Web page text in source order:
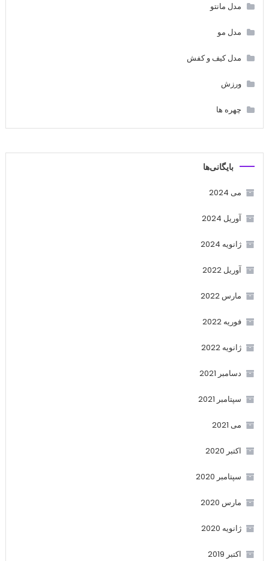
مدل مانتو
مدل مو
مدل کیف و کفش
ورزش
چهره ها
بایگانی‌ها
می 2024
آوریل 2024
ژانویه 2024
آوریل 2022
مارس 2022
فوریه 2022
ژانویه 2022
دسامبر 2021
سپتامبر 2021
می 2021
اکتبر 2020
سپتامبر 2020
مارس 2020
ژانویه 2020
اکتبر 2019